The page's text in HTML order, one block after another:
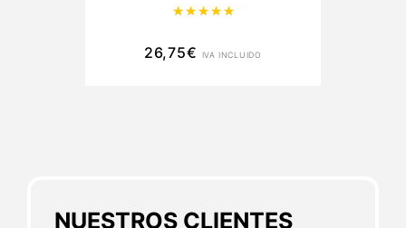
NUESTROS CLIENTES
Valorado con
26,75€ IVA INCLUIDO